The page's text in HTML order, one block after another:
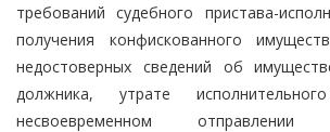
требований судебного пристава-
получения конфискованного
недостоверных сведений об
должника, утрате
несвоевременном отправлении